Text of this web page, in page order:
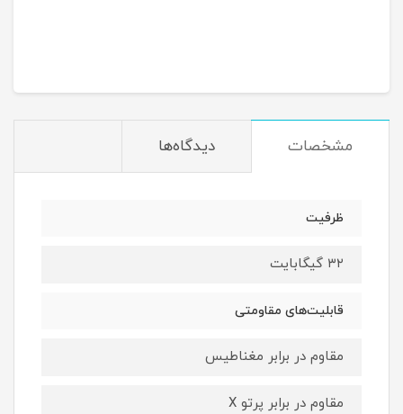
مشخصات دیدگاه‌ها
ظرفیت
۳۲ گیگابایت
قابلیت‌های مقاومتی
مقاوم در برابر مغناطیس
مقاوم در برابر پرتو X